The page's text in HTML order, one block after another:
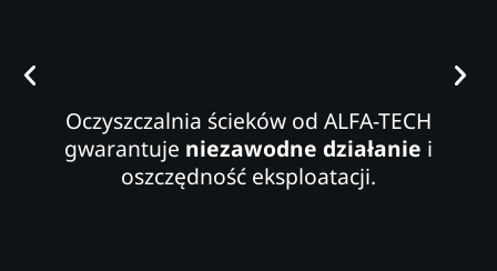
Oczyszczalnia ścieków od ALFA-TECH
gwarantuje niezawodne działanie i
oszczędność eksploatacji.